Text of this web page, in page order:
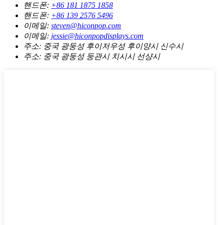
핸드폰: +86 181 1875 1858
핸드폰: +86 139 2576 5496
이메일: steven@hiconpop.com
이메일: jessie@hiconpopdisplays.com
주소: 중국 광둥성 후이저우성 후이양시 신수시
주소: 중국 광둥성 둥관시 치시시 선샹시